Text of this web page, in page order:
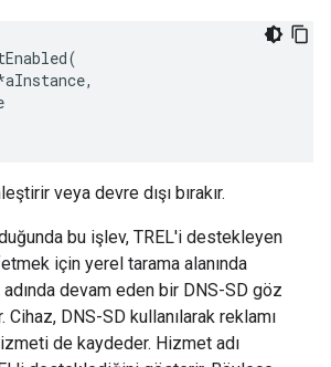
(
aInstance,
veya devre dışı bırakır.
bu işlev, TREL'i destekleyen
için yerel tarama alanında
devam eden bir DNS-SD göz
Cihaz, DNS-SD kullanılarak reklamı
de kaydeder. Hizmet adı